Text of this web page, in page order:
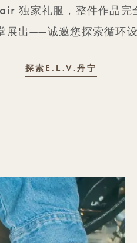
家礼服，整件作品完
展出——诚邀您探索循环
探索E.L.V.丹宁